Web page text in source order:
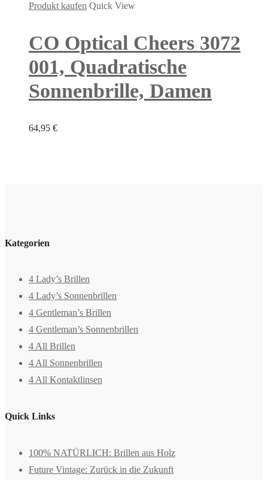
Produkt kaufen Quick View
CO Optical Cheers 3072
001, Quadratische
Sonnenbrille, Damen
64,95 €
Kategorien
4 Lady’s Brillen
4 Lady’s Sonnenbrillen
4 Gentleman’s Brillen
4 Gentleman’s Sonnenbrillen
4 All Brillen
4 All Sonnenbrillen
4 All Kontaktlinsen
Quick Links
100% NATÜRLICH: Brillen aus Holz
Future Vintage: Zurück in die Zukunft